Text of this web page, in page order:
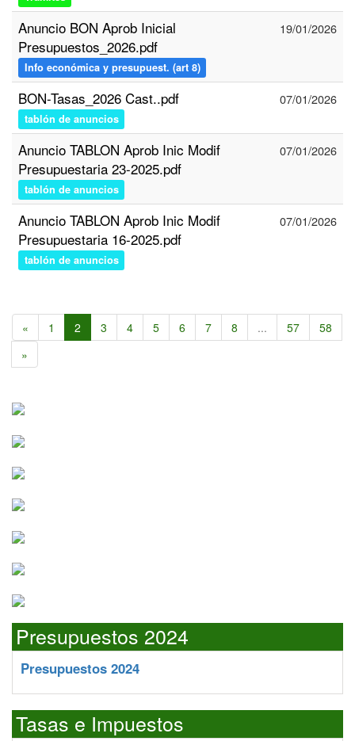
Anuncio BON Aprob Inicial
Presupuestos_2026.pdf
Info económica y presupuest. (art 8)
19/01/2026
BON-Tasas_2026 Cast..pdf
tablón de anuncios
07/01/2026
Anuncio TABLON Aprob Inic Modif
Presupuestaria 23-2025.pdf
tablón de anuncios
07/01/2026
Anuncio TABLON Aprob Inic Modif
Presupuestaria 16-2025.pdf
tablón de anuncios
07/01/2026
« 1 2 3 4 5 6 7 8 ... 57
58
»
Presupuestos 2024
Presupuestos 2024
Tasas e Impuestos